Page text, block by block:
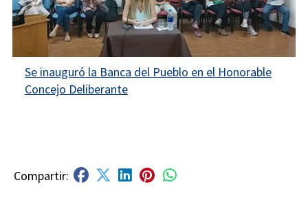
Se inauguró la Banca del Pueblo en el Honorable
Concejo Deliberante